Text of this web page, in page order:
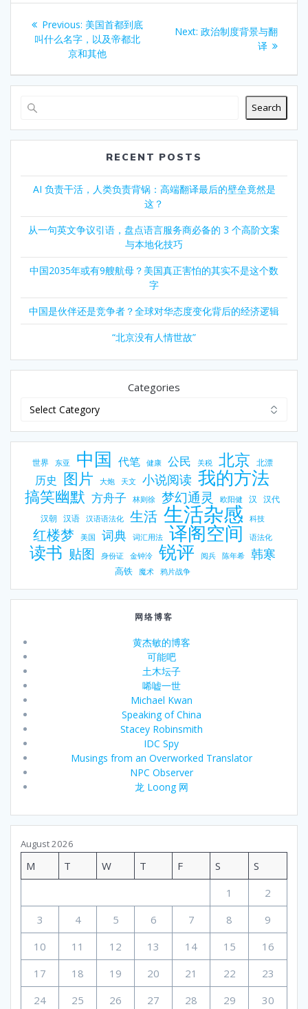
Post
navigation
Previous: Previous
post:
美国首都到底
叫什么名字，以及帝都北
京和其他
Next: Next
政治制度背景与翻
译
Search
RECENT POSTS
AI 负责干活，人类负责背锅：高端翻译最后的壁垒竟然是
这？
从一句英文争议引语，盘点语言服务商必备的 3 个高阶文案
与本地化技巧
中国2035年或有9艘航母？美国真正害怕的其实不是这个数
字
中国是伙伴还是竞争者？全球对华态度变化背后的经济逻辑
“北京没有人情世故”
Categories
世界 东亚 中国 代笔 健康 公民 关税 北京 北漂
历史 图片 大炮 天文 小说阅读 我的方法
搞笑幽默 方舟子 林则徐 梦幻通灵 欧阳健 汉 汉代
汉朝 汉语 汉语语法化 生活 生活杂感 科技
红楼梦 美国 词典 词汇用法 译阁空间 语法化
读书 贴图 身份证 金钟泠 锐评 阅兵 陈年希 韩寒
高铁 魔术 鸦片战争
网络博客
黄杰敏的博客
可能吧
土木坛子
唏嘘一世
Michael Kwan
Speaking of China
Stacey Robinsmith
IDC Spy
Musings from an Overworked Translator
NPC Observer
龙 Loong 网
August 2026
M T W T F S
S
1
2
3
4 5 6 7 8
9
10
11 12 13 14 15
16
17
18 19 20 21 22
23
24
25 26 27 28 29
30